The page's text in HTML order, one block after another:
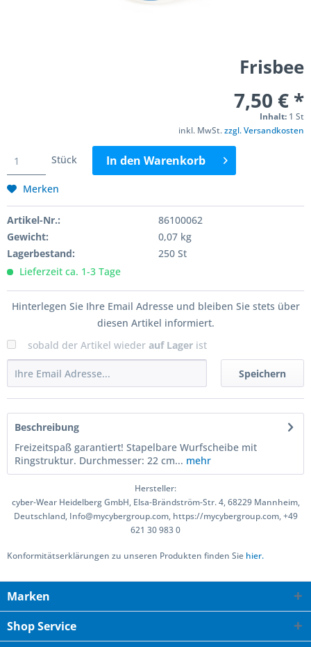
Frisbee
7,50 € *
Inhalt: 1 St
inkl. MwSt.zzgl. Versandkosten
Stück In den Warenkorb
Merken
Artikel-Nr.:
86100062
Gewicht:
0,07 kg
Lagerbestand:
250 St
Lieferzeit ca. 1-3 Tage
Hinterlegen Sie Ihre Email Adresse und bleiben Sie stets über
diesen Artikel informiert.
sobald der Artikel wieder auf Lager ist
Speichern
Beschreibung
Freizeitspaß garantiert! Stapelbare Wurfscheibe mit
Ringstruktur. Durchmesser: 22 cm... mehr
Hersteller:
cyber-Wear Heidelberg GmbH, Elsa-Brändström-Str. 4, 68229 Mannheim,
Deutschland, Info@mycybergroup.com, https://mycybergroup.com, +49
621 30 983 0
Konformitätserklärungen zu unseren Produkten finden Sie hier.
Marken
Shop Service